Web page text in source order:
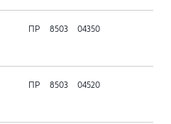
ПР 8503 04350
ПР 8503 04520